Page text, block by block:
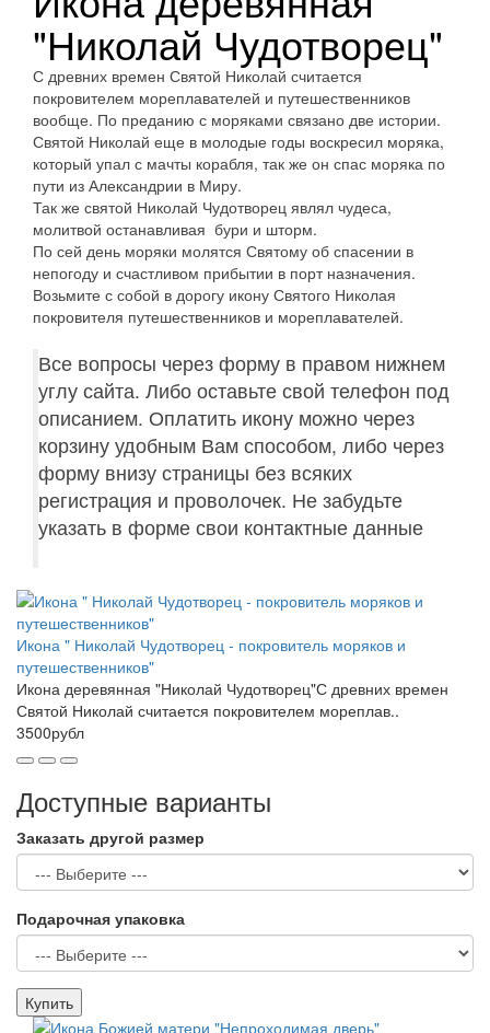
"Николай Чудотворец"
С древних времен Святой Николай считается
покровителем мореплавателей и путешественников
вообще. По преданию с моряками связано две истории.
Святой Николай еще в молодые годы воскресил моряка,
который упал с мачты корабля, так же он спас моряка по
пути из Александрии в Миру.
Так же святой Николай Чудотворец являл чудеса,
молитвой останавливая бури и шторм.
По сей день моряки молятся Святому об спасении в
непогоду и счастливом прибытии в порт назначения.
Возьмите с собой в дорогу икону Святого Николая
покровителя путешественников и мореплавателей.
Все вопросы через форму в правом нижнем
углу сайта. Либо оставьте свой телефон под
описанием. Оплатить икону можно через
корзину удобным Вам способом, либо через
форму внизу страницы без всяких
регистрация и проволочек. Не забудьте
указать в форме свои контактные данные
Икона " Николай Чудотворец - покровитель моряков и
путешественников"
Икона деревянная "Николай Чудотворец"С древних времен
Святой Николай считается покровителем мореплав..
3500рубл
Доступные варианты
Заказать другой размер
Подарочная упаковка
Купить